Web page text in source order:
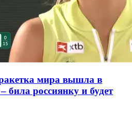
мира вышла в
била россиянку и будет